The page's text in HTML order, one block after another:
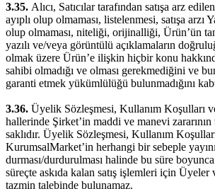
3.35. Alıcı, Satıcılar tarafından satışa arz
ayıplı olup olmaması, listelenmesi, satışa arzı
olup olmaması, niteliği, orijinalliği, Ürün’ün
yazılı ve/veya görüntülü açıklamaların
olmak üzere Ürün’e ilişkin hiçbir konu
sahibi olmadığı ve olması gerekmediğini ve
garanti etmek yükümlülüğü bulunmadığını
3.36. Üyelik Sözleşmesi, Kullanım Koşulları
hallerinde Şirket’in maddi ve manevi
saklıdır. Üyelik Sözleşmesi, Kullanım
KurumsalMarket’in herhangi bir sebeple
durması/durdurulması halinde bu süre boyunca
süreçte askıda kalan satış işlemleri için Üyeler
tazmin talebinde bulunamaz.